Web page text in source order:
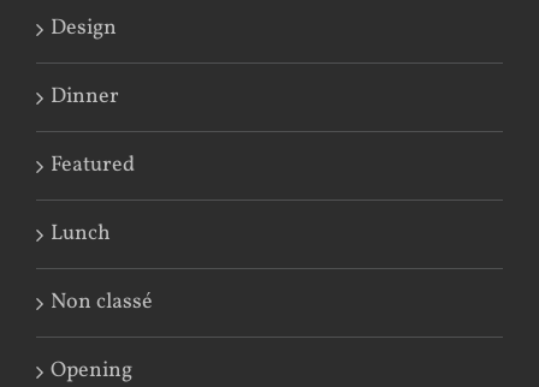
Design
Dinner
Featured
Lunch
Non classé
Opening